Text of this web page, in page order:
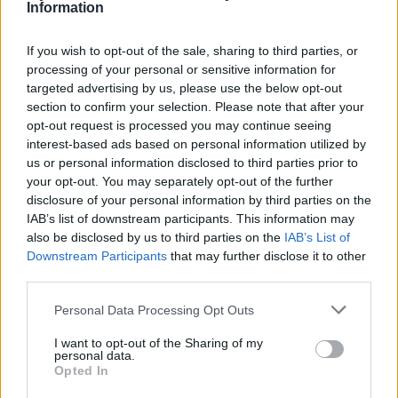
Information
If you wish to opt-out of the sale, sharing to third parties, or
processing of your personal or sensitive information for
targeted advertising by us, please use the below opt-out
section to confirm your selection. Please note that after your
opt-out request is processed you may continue seeing
interest-based ads based on personal information utilized by
us or personal information disclosed to third parties prior to
your opt-out. You may separately opt-out of the further
disclosure of your personal information by third parties on the
IAB’s list of downstream participants. This information may
also be disclosed by us to third parties on the IAB’s List of
Downstream Participants that may further disclose it to other
Please note that this website/app uses one or more Google
not limited to your visit or usage behaviour. You may click to
grant or deny consent to Google and its third-party tags to
use your data for below specified purposes in below Google
Personal Data Processing Opt Outs
I want to opt-out of the Sharing of my
personal data.
Opted In
lehetne rontani az ünnepet, csak ne áltassuk már
akkor tudomásul venni, hogy ami nem javul az
hanyatlik – de ez már akkora bölcsesség, hogy akár
Wagner is mondhatta volna.
Ajánlott bejegyzések: